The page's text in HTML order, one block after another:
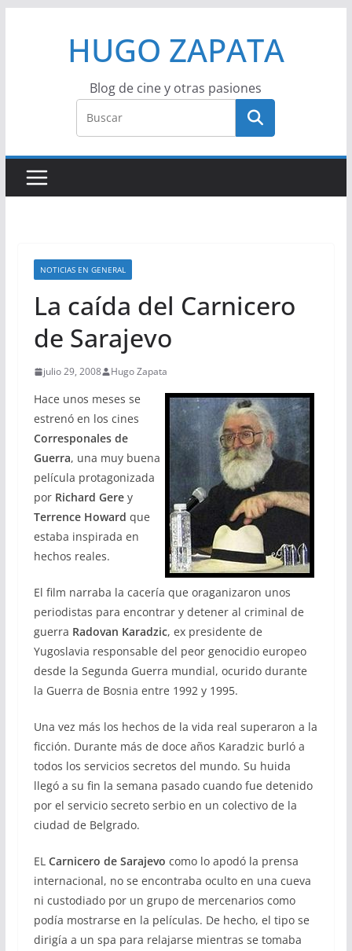
HUGO ZAPATA
Blog de cine y otras pasiones
NOTICIAS EN GENERAL
La caída del Carnicero
de Sarajevo
julio 29, 2008 Hugo Zapata
Hace unos meses se
estrenó en los cines
Corresponales de
Guerra, una muy buena
película protagonizada
por Richard Gere y
Terrence Howard que
estaba inspirada en
hechos reales.
El film narraba la cacería que oraganizaron unos
periodistas para encontrar y detener al criminal de
guerra Radovan Karadzic, ex presidente de
Yugoslavia responsable del peor genocidio europeo
desde la Segunda Guerra mundial, ocurido durante
la Guerra de Bosnia entre 1992 y 1995.
Una vez más los hechos de la vida real superaron a la
ficción. Durante más de doce años Karadzic burló a
todos los servicios secretos del mundo. Su huida
llegó a su fin la semana pasado cuando fue detenido
por el servicio secreto serbio en un colectivo de la
ciudad de Belgrado.
EL Carnicero de Sarajevo como lo apodó la prensa
internacional, no se encontraba oculto en una cueva
ni custodiado por un grupo de mercenarios como
podía mostrarse en la películas. De hecho, el tipo se
dirigía a un spa para relajarse mientras se tomaba